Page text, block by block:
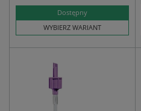
Dostępny
WYBIERZ WARIANT